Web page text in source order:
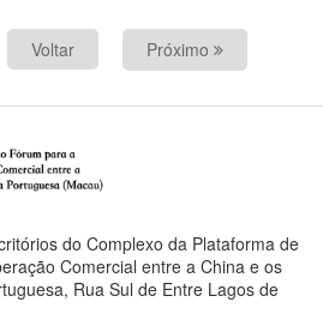
Voltar Próximo
do Complexo da Plataforma de
Comercial entre a China e os
Rua Sul de Entre Lagos de